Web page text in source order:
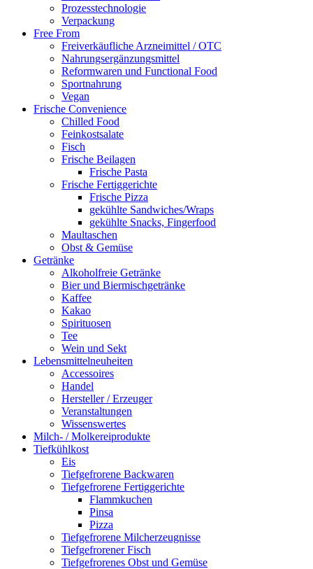
Prozesstechnologie
Verpackung
Free From
Freiverkäufliche Arzneimittel / OTC
Nahrungsergänzungsmittel
Reformwaren und Functional Food
Sportnahrung
Vegan
Frische Convenience
Chilled Food
Feinkostsalate
Fisch
Frische Beilagen
Frische Pasta
Frische Fertiggerichte
Frische Pizza
gekühlte Sandwiches/Wraps
gekühlte Snacks, Fingerfood
Maultaschen
Obst & Gemüse
Getränke
Alkoholfreie Getränke
Bier und Biermischgetränke
Kaffee
Kakao
Spirituosen
Tee
Wein und Sekt
Lebensmittelneuheiten
Accessoires
Handel
Hersteller / Erzeuger
Veranstaltungen
Wissenswertes
Milch- / Molkereiprodukte
Tiefkühlkost
Eis
Tiefgefrorene Backwaren
Tiefgefrorene Fertiggerichte
Flammkuchen
Pinsa
Pizza
Tiefgefrorene Milcherzeugnisse
Tiefgefrorener Fisch
Tiefgefrorenes Obst und Gemüse